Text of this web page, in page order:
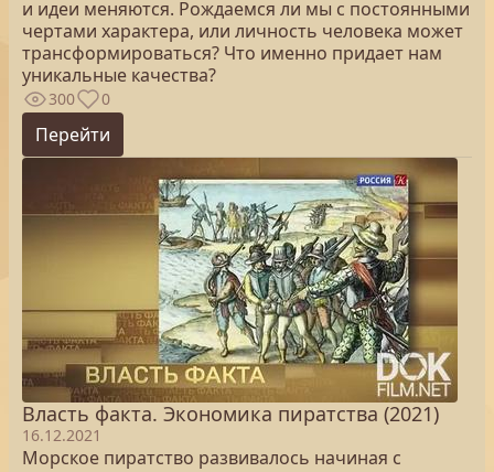
и идеи меняются. Рождаемся ли мы с постоянными
чертами характера, или личность человека может
трансформироваться? Что именно придает нам
уникальные качества?
300 0
Перейти
Власть факта. Экономика пиратства (2021)
16.12.2021
Морское пиратство развивалось начиная с